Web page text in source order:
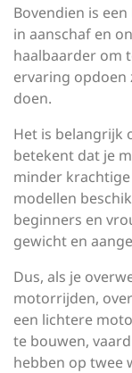
Bovendien is
in aanschaf en
haalbaarder om
ervaring
doen.
Het is belangrijk
betekent dat je
minder
modellen
beginners en
gewicht en
Dus, als je
motorrijden,
een lichtere
te bouwen,
hebben op twee